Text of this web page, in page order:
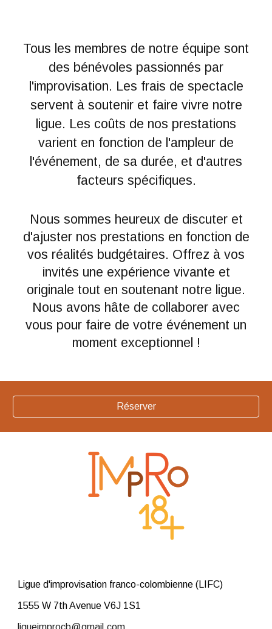
Tous les membres de notre équipe sont
des bénévoles passionnés par
l'improvisation. Les frais de spectacle
servent à soutenir et faire vivre notre
ligue. Les coûts de nos prestations
varient en fonction de l'ampleur de
l'événement, de sa durée, et d'autres
facteurs spécifiques.
Nous sommes heureux de discuter et
d'ajuster nos prestations en fonction de
vos réalités budgétaires. Offrez à vos
invités une expérience vivante et
originale tout en soutenant notre ligue.
Nous avons hâte de collaborer avec
vous pour faire de votre événement un
moment exceptionnel !
Réserver
Ligue d'improvisation franco-colombienne (LIFC)
1555 W 7th Avenue V6J 1S1
ligueimprocb@gmail.com